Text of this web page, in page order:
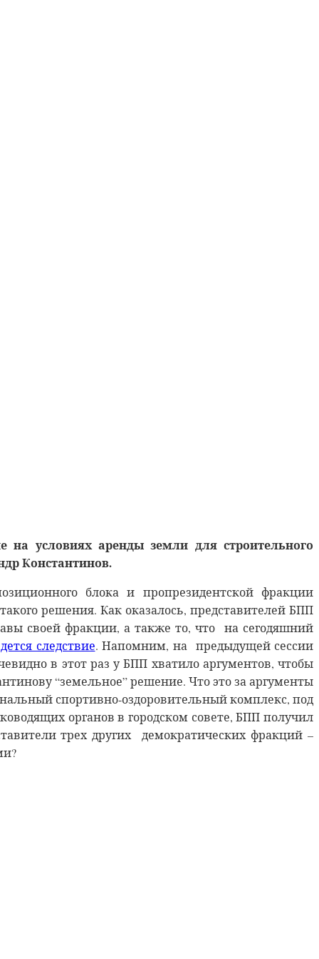
на условиях аренды земли для строительного
Константинов.
блока и пропрезидентской фракции
решения. Как оказалось, представителей БПП
своей фракции, а также то, что на сегодяшний
следствие. Напомним, на предыдущей сессии
в этот раз у БПП хватило аргументов, чтобы
“земельное” решение. Что это за аргументы
спортивно-оздоровительный комплекс, под
органов в городском совете, БПП получил
трех других демократических фракций –